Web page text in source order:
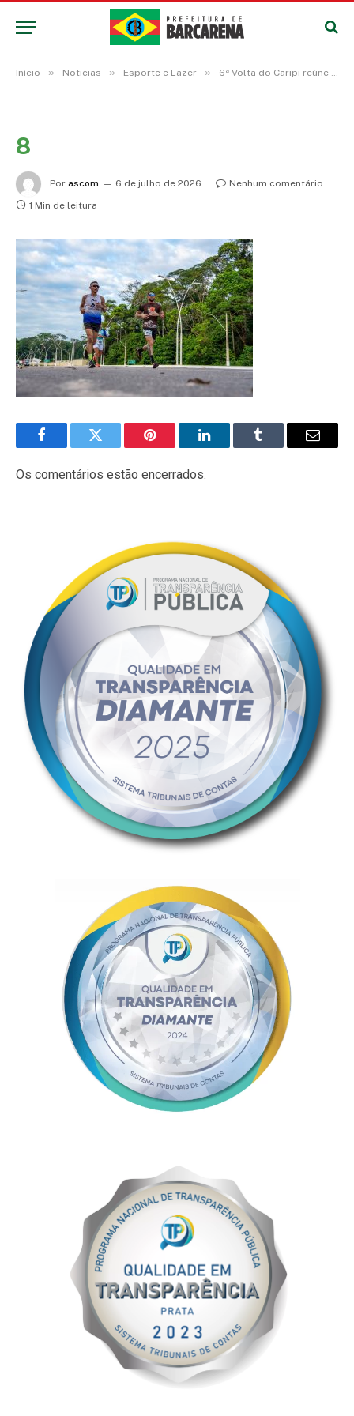
Início » Notícias » Esporte e Lazer » 6ª Volta do Caripi reúne 500 atletas e abre programação esportiva de verão em Barcarena
8
Por ascom 6 de julho de 2026
Nenhum comentário
1 Min de leitura
FacebookTwitter Pinterest LinkedInTumblr
E-
Os comentários estão encerrados.